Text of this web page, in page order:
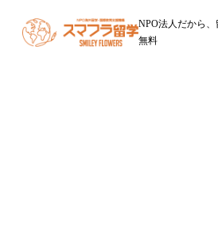
NPO法人だから
無料